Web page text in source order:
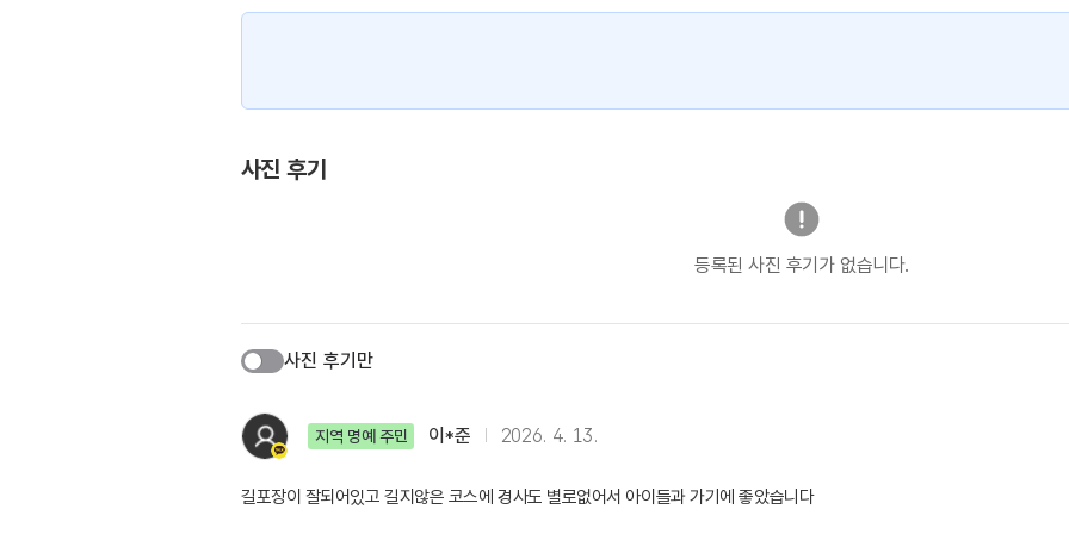
사진 후기
등록된 사진 후기가 없습니다.
사진 후기만
지역 명예 주민 이*준 2026. 4. 13.
길포장이 잘되어있고 길지않은 코스에 경사도 별로없어서 아이들과 가기에 좋았습니다